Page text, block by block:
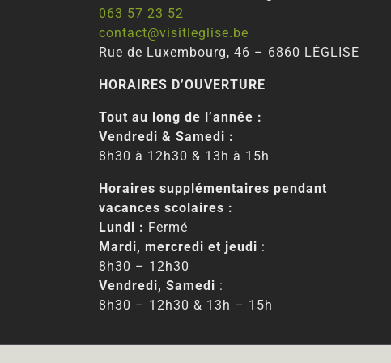
063 57 23 52
contact@visitleglise.be
Rue de Luxembourg, 46 – 6860 LÉGLISE
HORAIRES D’OUVERTURE
Tout au long de l’année :
Vendredi & Samedi :
8h30 à 12h30 & 13h à 15h
Horaires supplémentaires pendant
vacances scolaires :
Lundi : Fermé
Mardi, mercredi et jeudi :
8h30 – 12h30
Vendredi, Samedi :
8h30 – 12h30 & 13h – 15h